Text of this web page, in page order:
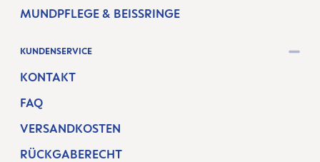
MUNDPFLEGE & BEISSRINGE
KUNDENSERVICE
KONTAKT
FAQ
VERSANDKOSTEN
RÜCKGABERECHT